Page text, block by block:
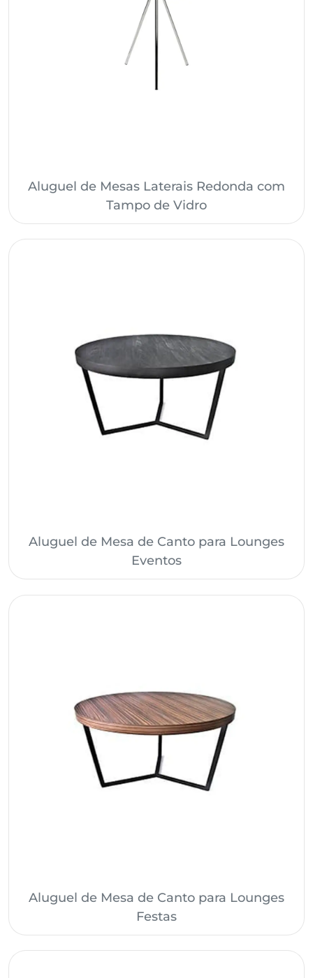
Aluguel de Mesas Laterais Redonda com
Tampo de Vidro
Aluguel de Mesa de Canto para Lounges
Eventos
Aluguel de Mesa de Canto para Lounges
Festas